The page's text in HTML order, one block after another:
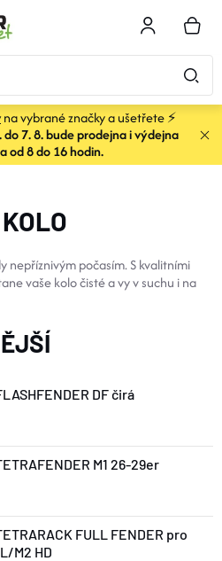
KOŠÍK
na vybrané značky a ušetřete ⚡
7. 8. bude prodejna i výdejna
od 8 do 16 hodin.
nepříznivým počasím. S kvalitními
vaše kolo čisté a vy v suchu i na
DF čirá
M1 26-29er
FULL FENDER pro
M2 HD